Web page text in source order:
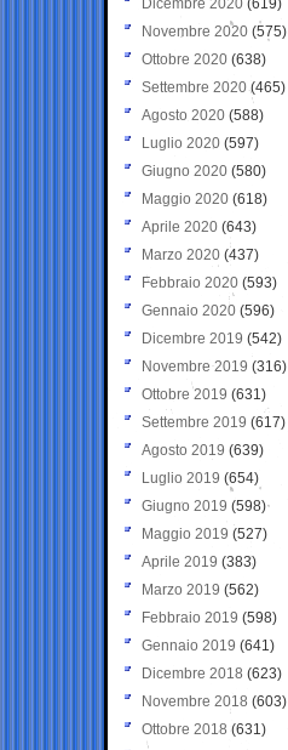
Dicembre 2020 (619)
Novembre 2020 (575)
Ottobre 2020 (638)
Settembre 2020(465)
Agosto 2020 (588)
Luglio 2020 (597)
Giugno 2020 (580)
Maggio 2020 (618)
Aprile 2020 (643)
Marzo 2020 (437)
Febbraio 2020 (593)
Gennaio 2020 (596)
Dicembre 2019 (542)
Novembre 2019 (316)
Ottobre 2019 (631)
Settembre 2019 (617)
Agosto 2019 (639)
Luglio 2019 (654)
Giugno 2019 (598)
Maggio 2019 (527)
Aprile 2019 (383)
Marzo 2019 (562)
Febbraio 2019 (598)
Gennaio 2019 (641)
Dicembre 2018 (623)
Novembre 2018 (603)
Ottobre 2018 (631)